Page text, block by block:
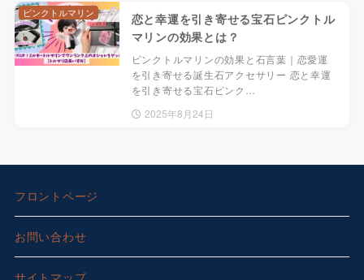
恋と幸運を引き寄せる宝石ピンクトル
マリンの効果とは？
ピンクトルマリンの効果と石言葉｜恋愛運
を引き寄せる誕生石アクセサリー 恋と幸運
を引き寄せる宝石ピンク…
2025年8月24日
ピンクトルマリン
フロントページ
お問い合わせ
サイトマップ